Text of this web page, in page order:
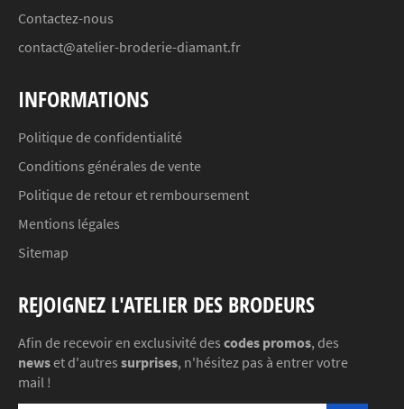
Contactez-nous
contact@atelier-broderie-diamant.fr
INFORMATIONS
Politique de confidentialité
Conditions générales de vente
Politique de retour et remboursement
Mentions légales
Sitemap
REJOIGNEZ L'ATELIER DES BRODEURS
Afin de recevoir en exclusivité des codes promos, des
newset d'autres surprises, n'hésitez pas à entrer votre
mail !